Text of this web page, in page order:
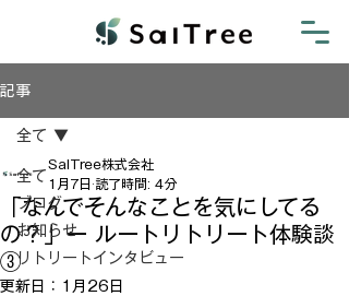
記事
全て
ブログ
お知らせ
リトリートインタビュー
全て
「なんでそんなことを気にしてる
の？」ー ルートリトリート体験談
③
SalTree株式会社
1月7日 読了時間: 4分
更新日： 1月26日